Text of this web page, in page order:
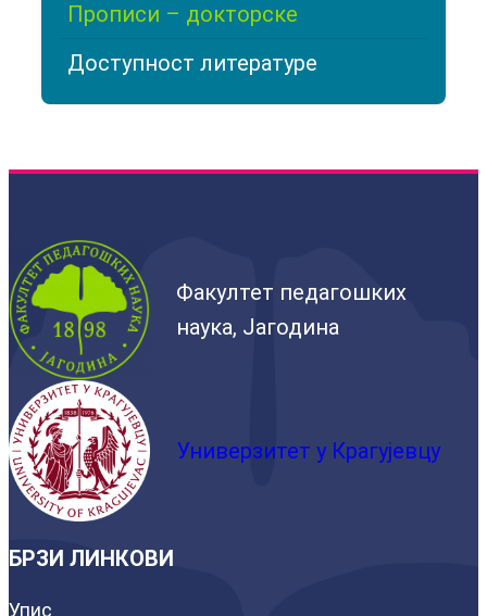
Прописи – докторске
Доступност литературе
Факултет педагошких
наука, Јагодина
Универзитет у Крагујевцу
БРЗИ ЛИНКОВИ
Упис